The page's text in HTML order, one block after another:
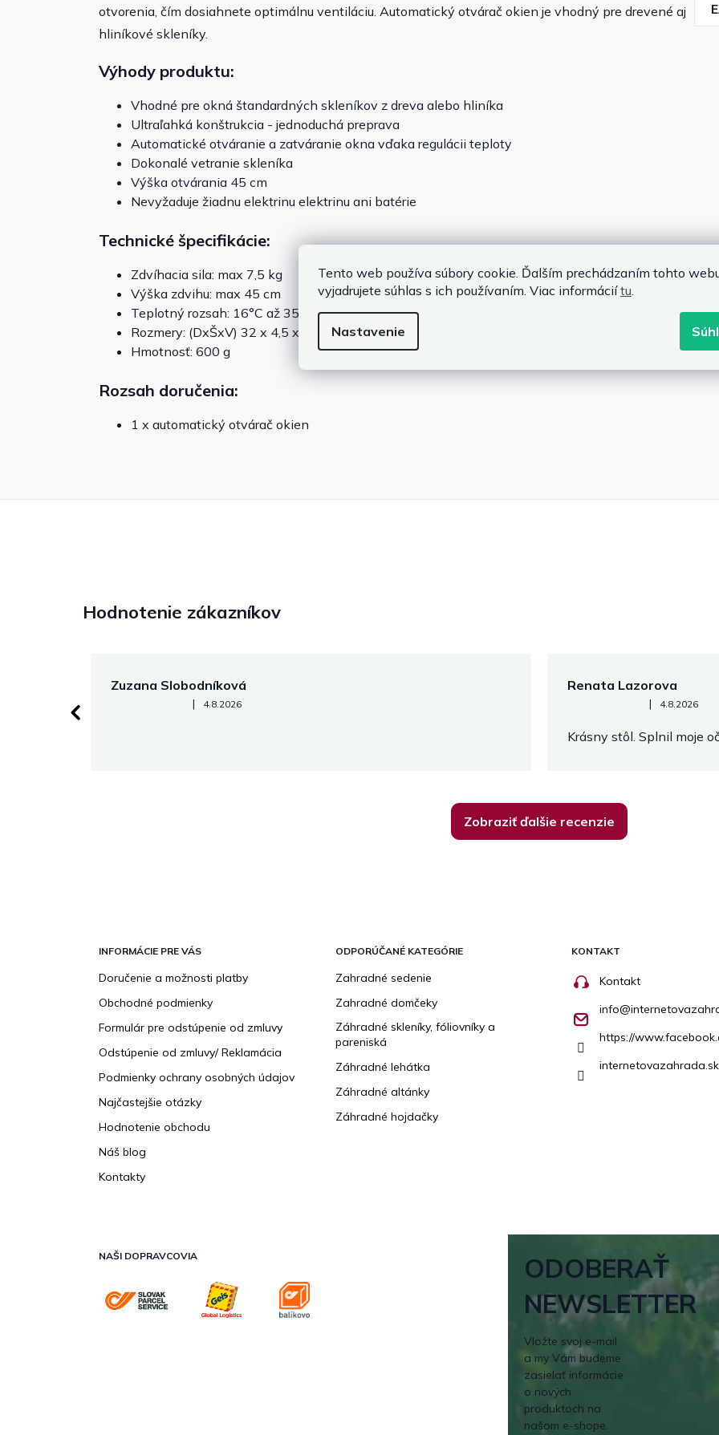
Tento web používa súbory cookie. Ďalším prechádzaním tohto
vyjadrujete súhlas s ich používaním. Viac informáciítu
Nastavenie
otvorenia, čím dosiahnete optimálnu ventiláciu. Automatický otvárač okien je vhodný pre drevené aj
hliníkové skleníky.
Výhody produktu:
Vhodné pre okná štandardných skleníkov z dreva alebo hliníka
Ultraľahká konštrukcia - jednoduchá preprava
Automatické otváranie a zatváranie okna vďaka regulácii teploty
Dokonalé vetranie skleníka
Výška otvárania 45 cm
Nevyžaduje žiadnu elektrinu elektrinu ani batérie
Technické špecifikácie:
Zdvíhacia sila: max 7,5 kg
Výška zdvihu: max 45 cm
Teplotný rozsah: 16°C až 35°C
Rozmery: (DxŠxV) 32 x 4,5 x 5 cm
Hmotnosť: 600 g
Rozsah doručenia:
1 x automatický otvárač okien
Hodnotenie zákazníkov
Zuzana Slobodníková
Hodnotenie obchodu je 5 z 5 hviezdičiek.
| 4.8.2026
Renata Lazorova
Hodnotenie obchodu je 5 z
| 4.8.2026
Krásny stôl. Splnil moje
Zobraziť ďalšie recenzie
INFORMÁCIE PRE VÁS
Doručenie a možnosti platby
Obchodné podmienky
Formulár pre odstúpenie od zmluvy
Odstúpenie od zmluvy/ Reklamácia
Podmienky ochrany osobných údajov
Najčastejšie otázky
Hodnotenie obchodu
Náš blog
Kontakty
ODPORÚČANÉ KATEGÓRIE
Zahradné sedenie
Zahradné domčeky
Záhradné skleníky, fóliovníky a
pareniská
Záhradné lehátka
Záhradné altánky
Záhradné hojdačky
KONTAKT
Kontakt
info@
https://
internetovazahrada.sk
NAŠI DOPRAVCOVIA
ODOBERAŤ
NEWSLETTER
Vložte svoj e-mail
a my Vám budeme
zasielať informácie
o nových
produktoch na
našom e-shope.